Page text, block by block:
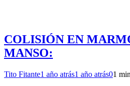
COLISIÓN EN
MANSO:
Tito Fitante1 año atrás1 año atrás01